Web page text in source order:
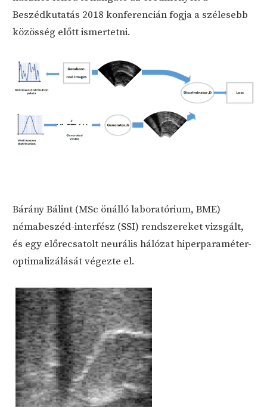
Beszédkutatás 2018 konferencián fogja a szélesebb
közösség előtt ismertetni.
Bárány Bálint (MSc önálló laboratórium, BME)
némabeszéd-interfész (SSI) rendszereket vizsgált,
és egy előrecsatolt neurális hálózat hiperparaméter-
optimalizálását végezte el.